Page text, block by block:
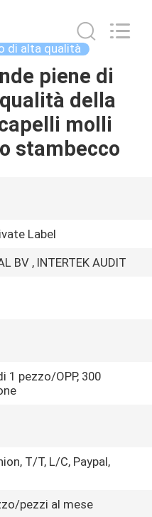
di alta qualità
piene di
della
molli
stambecco
Label
BV , INTERTEK AUDIT
1 pezzo/OPP, 300
T/T, L/C, Paypal,
pezzi al mese